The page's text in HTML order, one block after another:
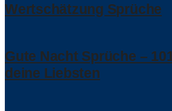
Wertschätzung Sprüche
Gute Nacht Sprüche –
deine Liebsten